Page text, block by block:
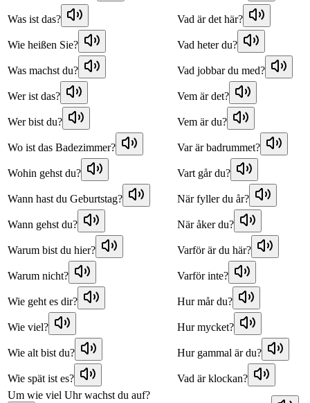
Was ist das? Vad är det här?
Wie heißen Sie? Vad heter du?
Was machst du? Vad jobbar du med?
Wer ist das? Vem är det?
Wer bist du? Vem är du?
Wo ist das Badezimmer? Var är badrummet?
Wohin gehst du? Vart går du?
Wann hast du Geburtstag? När fyller du år?
Wann gehst du? När åker du?
Warum bist du hier? Varför är du här?
Warum nicht? Varför inte?
Wie geht es dir? Hur mår du?
Wie viel? Hur mycket?
Wie alt bist du? Hur gammal är du?
Wie spät ist es?
Vad är klockan?
Um wie viel Uhr wachst du auf?